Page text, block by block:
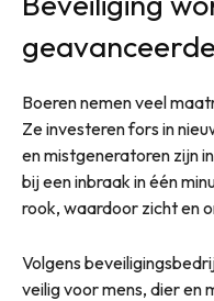
Boeren nemen veel
Ze investeren fors in
en mistgeneratoren zijn
bij een inbraak in één
rook, waardoor zicht en
Volgens
veilig voor mens, dier en